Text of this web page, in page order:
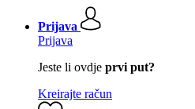
Prijava
Prijava
Jeste li ovdje prvi put?
Kreirajte račun